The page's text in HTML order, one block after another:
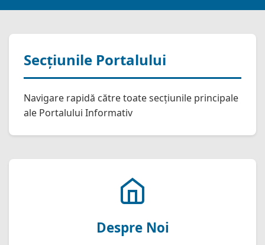
Secțiunile Portalului
Navigare rapidă către toate secțiunile principale
ale Portalului Informativ
Despre Noi